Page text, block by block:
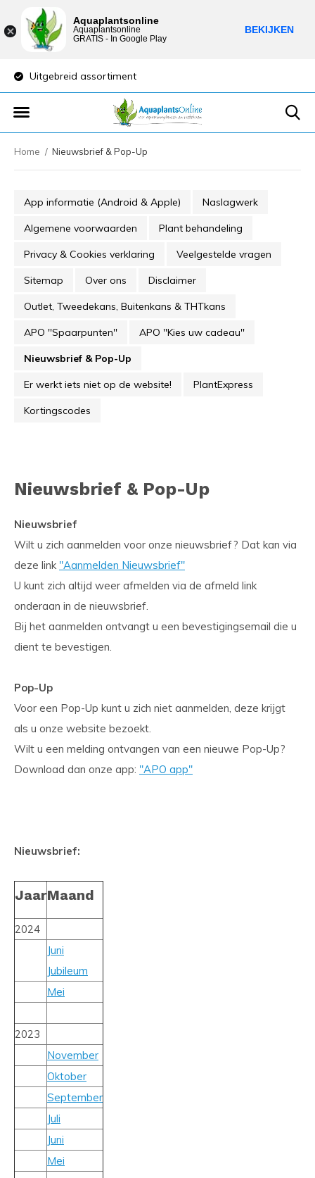
Uitgebreid assortiment
Home Nieuwsbrief & Pop-Up
App informatie (Android & Apple) Naslagwerk
Algemene voorwaarden Plant behandeling
Privacy & Cookies verklaring Veelgestelde vragen
Sitemap Over ons Disclaimer
Outlet, Tweedekans, Buitenkans & THTkans
APO ''Spaarpunten'' APO ''Kies uw cadeau''
Nieuwsbrief & Pop-Up
Er werkt iets niet op de website! PlantExpress
Kortingscodes
Nieuwsbrief & Pop-Up
Nieuwsbrief
Wilt u zich aanmelden voor onze nieuwsbrief? Dat kan via
deze link ''Aanmelden Nieuwsbrief''
U kunt zich altijd weer afmelden via de afmeld link
onderaan in de nieuwsbrief.
Bij het aanmelden ontvangt u een bevestigingsemail die u
dient te bevestigen.
Pop-Up
Voor een Pop-Up kunt u zich niet aanmelden, deze krijgt
als u onze website bezoekt.
Wilt u een melding ontvangen van een nieuwe Pop-Up?
Download dan onze app: ''APO app''
Nieuwsbrief:
JaarMaand
2024
Juni
Jubileum
Mei
2023
November
Oktober
September
Juli
Juni
Mei
Aquaplantsonline
Aquaplantsonline
GRATIS - In Google Play
BEKIJKEN